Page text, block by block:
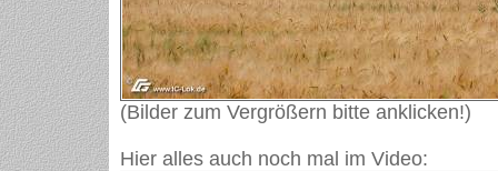
(Bilder zum Vergrößern bitte anklicken!)
Hier alles auch noch mal im Video: